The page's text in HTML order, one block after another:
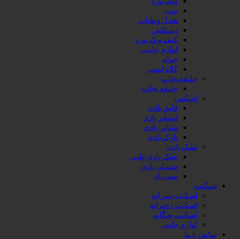
بوت
هندل وطناب
دستکش
کیف ویک بورد
لوازم جانبی
حوله
کلاه ایمنی
جلیقه نجات
جلیقه نجات
اینتکس
قایق بادی
استخر بادی
شناور بادی
پارک بادی
تشک بادی
تشک بادی طبی
صندلی بادی
پمپ باد
اسکیت
اسکیت پسرانه
اسکیت دخترانه
اسکیت بچگانه
لوازم جانبی
تماس با ما